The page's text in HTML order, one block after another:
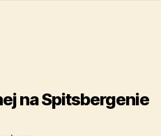
na Spitsbergenie